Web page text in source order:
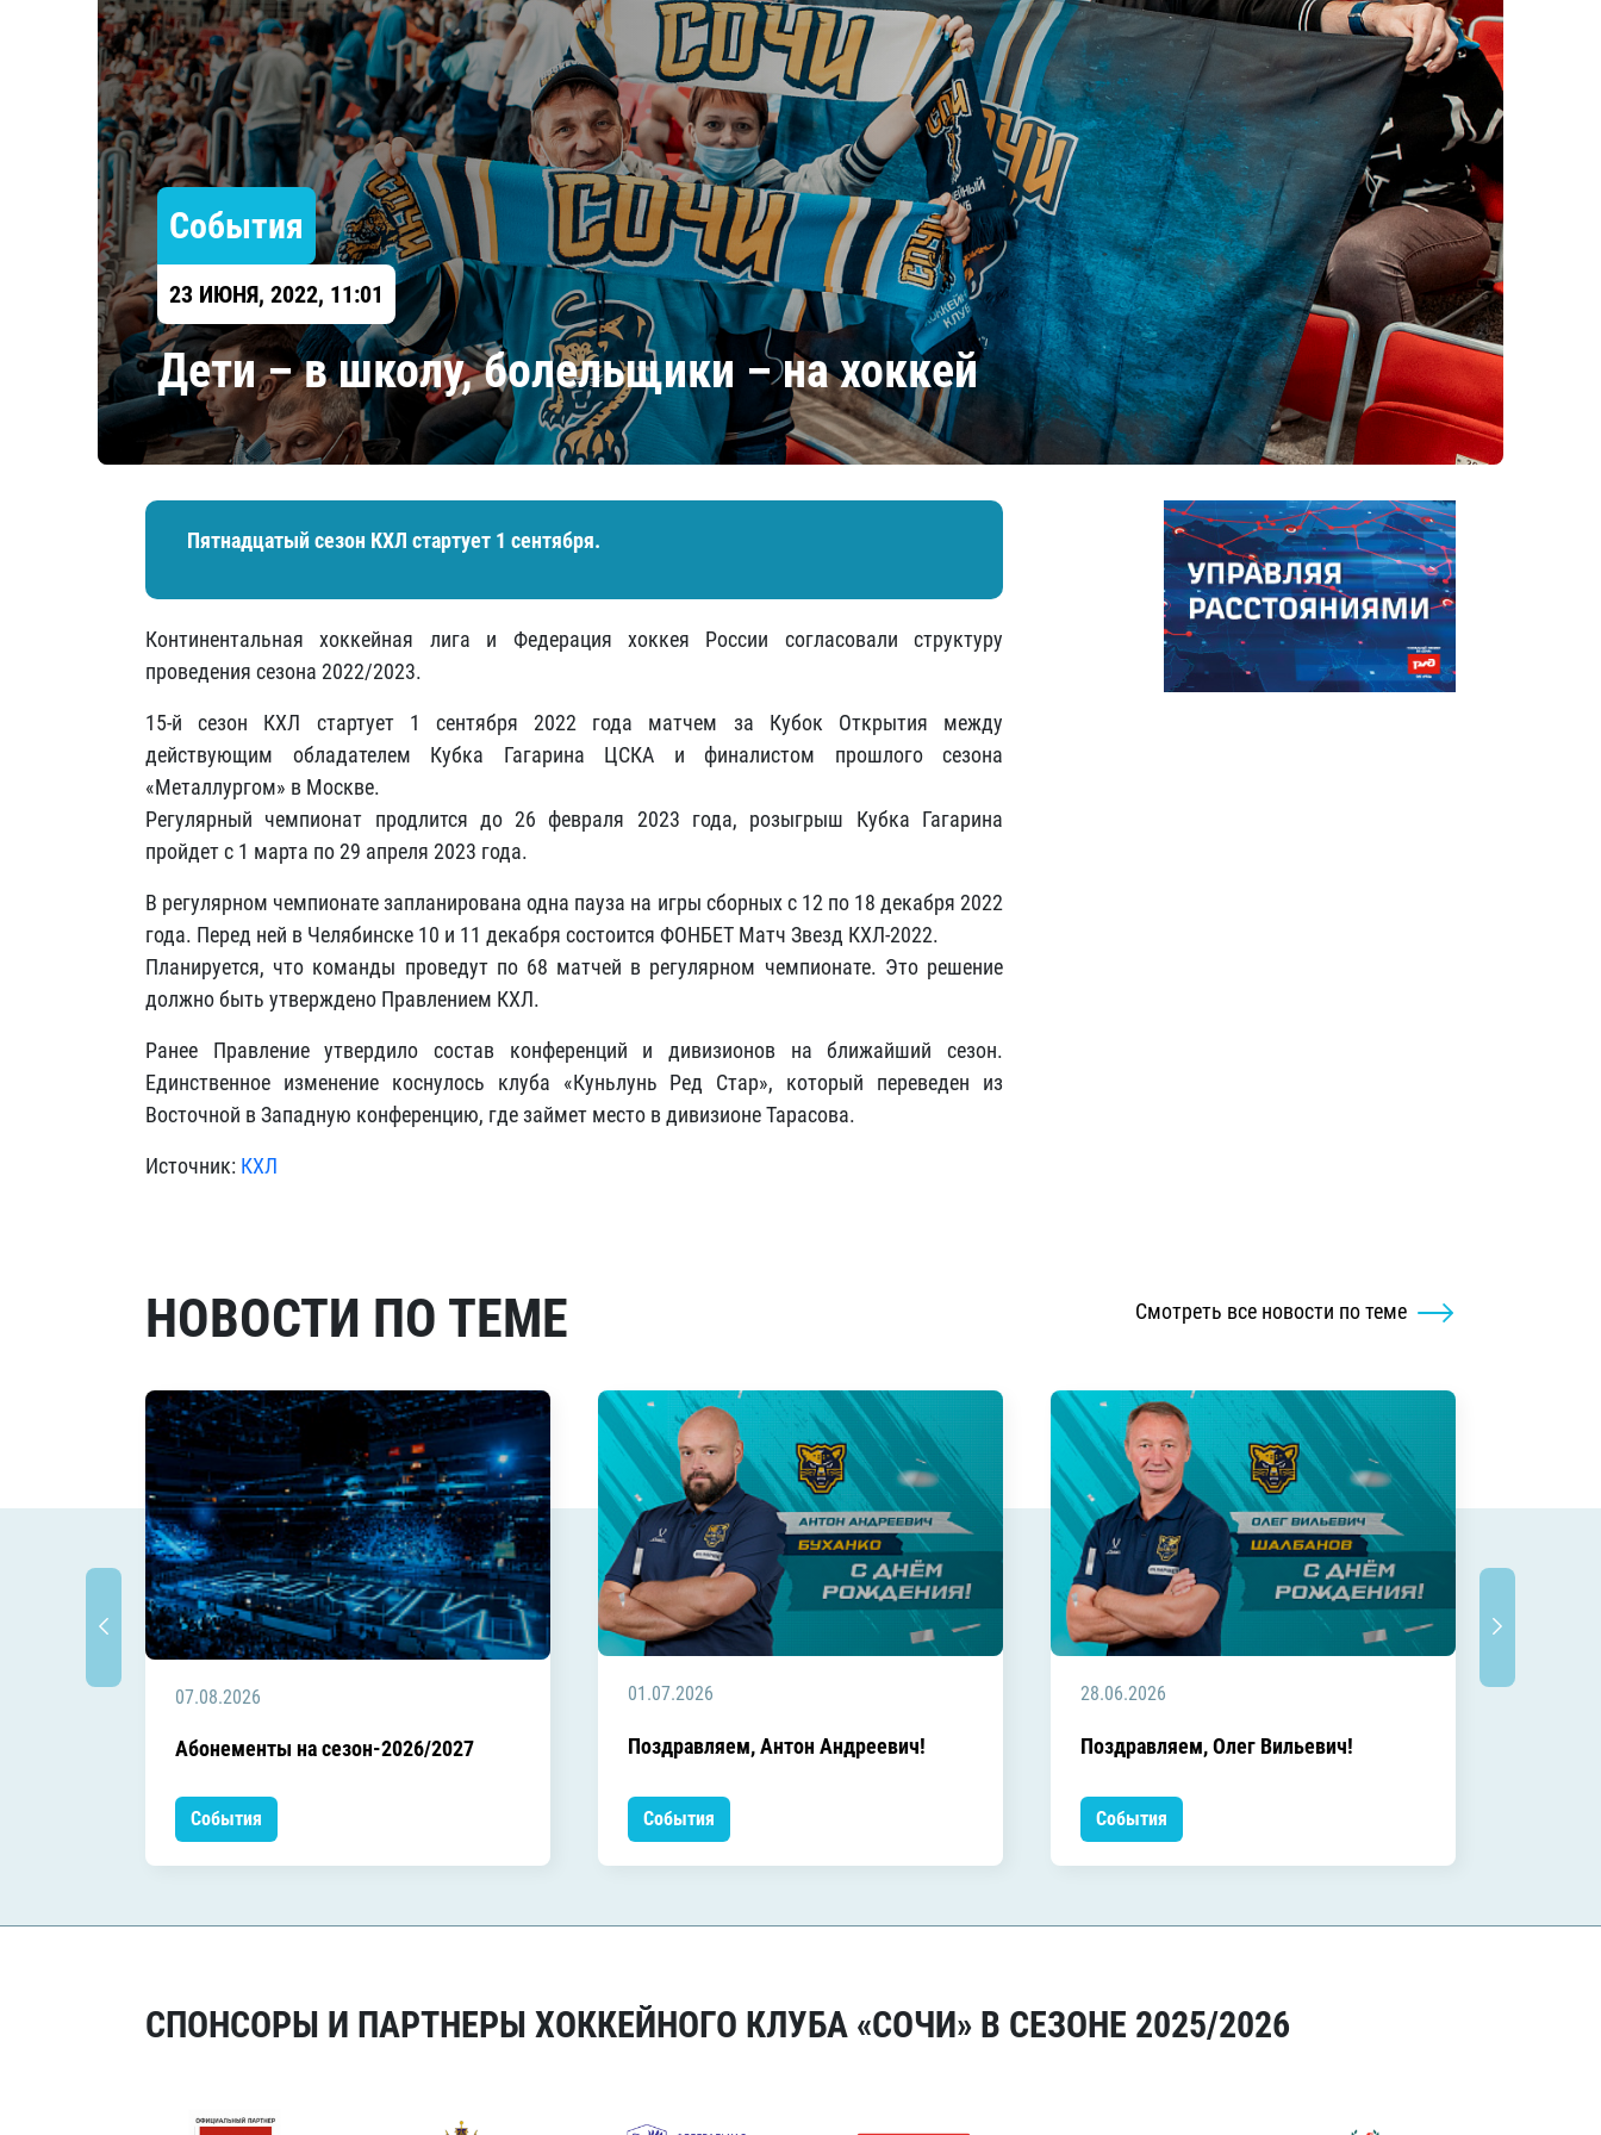
Локомотив
Северсталь
ЦСКА
Шанхайские Драконы
Амур
Барыс
Салават Юлаев
Сибирь
События
23 ИЮНЯ, 2022, 11:01
Дети – в школу, болельщики – на хоккей
Пятнадцатый сезон КХЛ стартует 1 сентября.
Континентальная хоккейная лига и Федерация хоккея России согласовали структуру
проведения сезона 2022/2023.
15-й сезон КХЛ стартует 1 сентября 2022 года матчем за Кубок Открытия между
действующим обладателем Кубка Гагарина ЦСКА и финалистом прошлого сезона
«Металлургом» в Москве.
Регулярный чемпионат продлится до 26 февраля 2023 года, розыгрыш Кубка Гагарина
пройдет с 1 марта по 29 апреля 2023 года.
В регулярном чемпионате запланирована одна пауза на игры сборных с 12 по 18 декабря 2022
года. Перед ней в Челябинске 10 и 11 декабря состоится ФОНБЕТ Матч Звезд КХЛ-2022.
Планируется, что команды проведут по 68 матчей в регулярном чемпионате. Это решение
должно быть утверждено Правлением КХЛ.
Ранее Правление утвердило состав конференций и дивизионов на ближайший сезон.
Единственное изменение коснулось клуба «Куньлунь Ред Стар», который переведен из
Восточной в Западную конференцию, где займет место в дивизионе Тарасова.
Источник: КХЛ
НОВОСТИ ПО ТЕМЕ Смотреть все новости по теме
07.08.2026
Абонементы на сезон-2026/2027
События
01.07.2026
Поздравляем, Антон Андреевич!
События
28.06.2026
Поздравляем, Олег Вильевич!
События
СПОНСОРЫ И ПАРТНЕРЫ ХОККЕЙНОГО КЛУБА «СОЧИ» В СЕЗОНЕ 2025/2026